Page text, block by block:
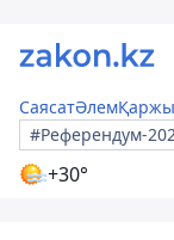
СаясатӘлемҚаржы
#Референдум-
+30°